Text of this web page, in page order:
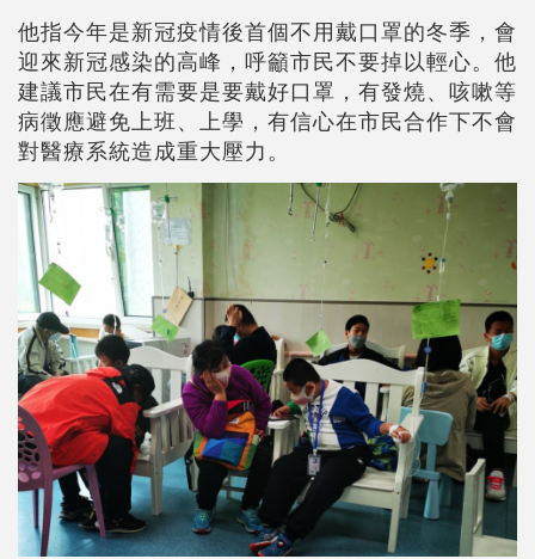
他指今年是新冠疫情後首個不用戴口罩的冬季，會
迎來新冠感染的高峰，呼籲市民不要掉以輕心。他
建議市民在有需要是要戴好口罩，有發燒、咳嗽等
病徵應避免上班、上學，有信心在市民合作下不會
對醫療系統造成重大壓力。